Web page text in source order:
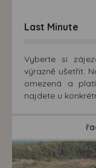
Last Minute
Vyberte si
výrazně ušetřit.
omezená a
najdete u